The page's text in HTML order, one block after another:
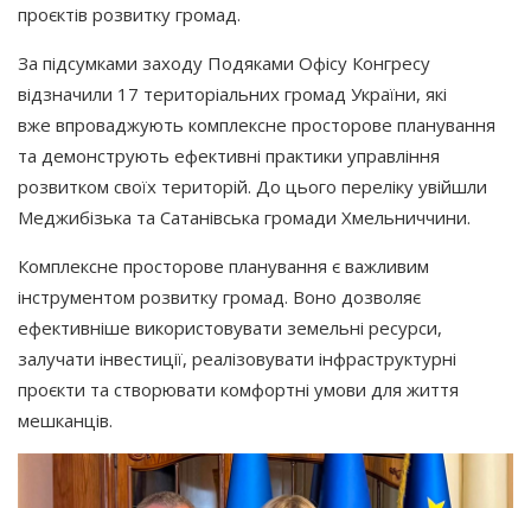
проєктів розвитку громад.
За підсумками заходу Подяками Офісу Конгресу
відзначили 17 територіальних громад України, які
вже впроваджують комплексне просторове планування
та демонструють ефективні практики управління
розвитком своїх територій. До цього переліку увійшли
Меджибізька та Сатанівська громади Хмельниччини.
Комплексне просторове планування є важливим
інструментом розвитку громад. Воно дозволяє
ефективніше використовувати земельні ресурси,
залучати інвестиції, реалізовувати інфраструктурні
проєкти та створювати комфортні умови для життя
мешканців.